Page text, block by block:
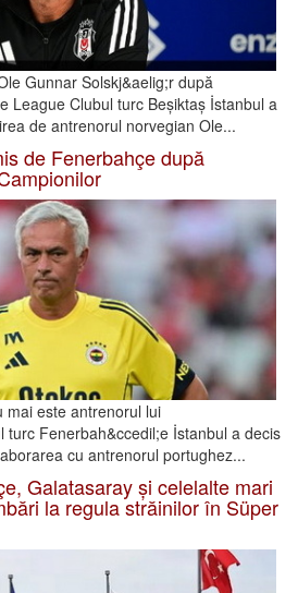
Gunnar Solskj&aelig;r după
League Clubul turc Beșiktaș İstanbul a
de antrenorul norvegian Ole...
de Fenerbahçe după
mai este antrenorul lui
turc Fenerbah&ccedil;e İstanbul a decis
cu antrenorul portughez...
Galatasaray și celelalte mari
la regula străinilor în Süper